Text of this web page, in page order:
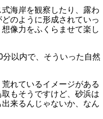
海岸を観察したり、露わ
のように形成されていっ
像力をふくらませて楽し
以内で、そういった自然
れているイメージがある
もそうですけど、砂浜は
来るんじゃないか、なん